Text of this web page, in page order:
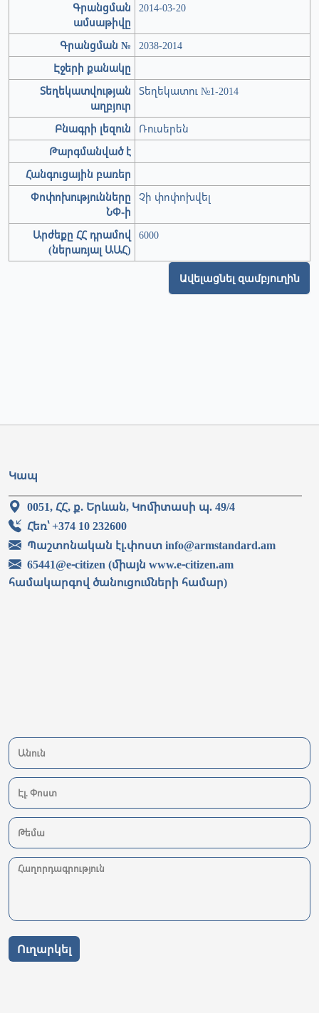
Գրանցման
ամսաթիվը
2014-03-20
Գրանցման №
2038-2014
Էջերի քանակը
Տեղեկատվության
աղբյուր
Տեղեկատու №1-2014
Բնագրի լեզուն
Ռուսերեն
Թարգմանված է
Հանգուցային բառեր
Փոփոխությունները
ՆՓ-ի
Չի փոփոխվել
Արժեքը ՀՀ դրամով
(ներառյալ ԱԱՀ)
6000
Ավելացնել զամբյուղին
Կապ
0051, ՀՀ, ք. Երևան, Կոմիտասի պ. 49/4
Հեռ՝ +374 10 232600
Պաշտոնական էլ.փոստ info@armstandard.am
65441@e-citizen (միայն www.e-citizen.am
համակարգով ծանուցումների համար)
Ուղարկել